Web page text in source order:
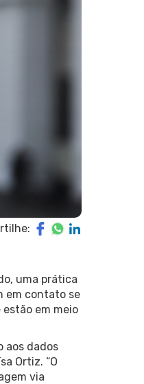
uma prática
em contato se
em meio
aos dados
Ortiz. “O
via